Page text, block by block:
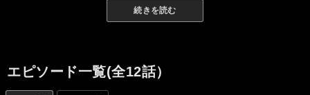
トする…!? だんだんと、感情を知らない彼女の心が揺れ動いてい
続きを読む
エピソード一覧(全12話）